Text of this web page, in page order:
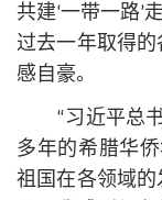
共建‘一带一路’
过去一年取得
感自豪。
“习近平总
多年的希腊华
祖国在各领域